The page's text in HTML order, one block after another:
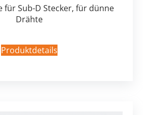
für Sub-D Stecker, für dünne
Drähte
Produktdetails